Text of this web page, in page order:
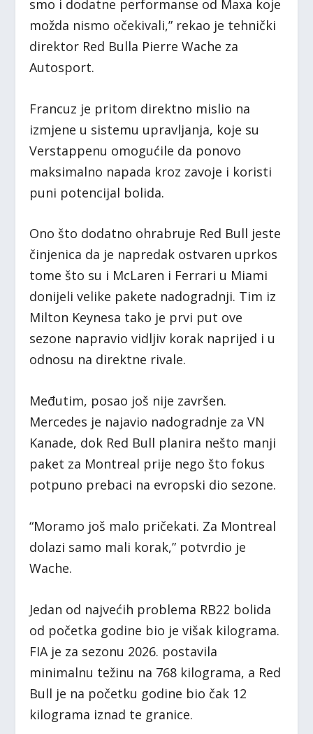
smo i dodatne performanse od Maxa koje
možda nismo očekivali,” rekao je tehnički
direktor Red Bulla Pierre Wache za
Autosport.
Francuz je pritom direktno mislio na
izmjene u sistemu upravljanja, koje su
Verstappenu omogućile da ponovo
maksimalno napada kroz zavoje i koristi
puni potencijal bolida.
Ono što dodatno ohrabruje Red Bull jeste
činjenica da je napredak ostvaren uprkos
tome što su i McLaren i Ferrari u Miami
donijeli velike pakete nadogradnji. Tim iz
Milton Keynesa tako je prvi put ove
sezone napravio vidljiv korak naprijed i u
odnosu na direktne rivale.
Međutim, posao još nije završen.
Mercedes je najavio nadogradnje za VN
Kanade, dok Red Bull planira nešto manji
paket za Montreal prije nego što fokus
potpuno prebaci na evropski dio sezone.
“Moramo još malo pričekati. Za Montreal
dolazi samo mali korak,” potvrdio je
Wache.
Jedan od najvećih problema RB22 bolida
od početka godine bio je višak kilograma.
FIA je za sezonu 2026. postavila
minimalnu težinu na 768 kilograma, a Red
Bull je na početku godine bio čak 12
kilograma iznad te granice.